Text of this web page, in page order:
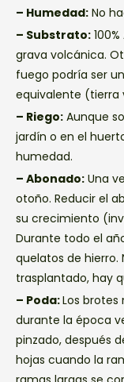
– Humedad: No
– Substrato:
grava volcánica.
fuego podría ser
equivalente (tierra
– Riego: Aunque
jardín o en el
humedad.
– Abonado: Una
otoño. Reducir el
su crecimiento
Durante todo el
quelatos de hierro.
trasplantado, hay
– Poda:Los
durante la época
pinzado, después
hojas cuando la